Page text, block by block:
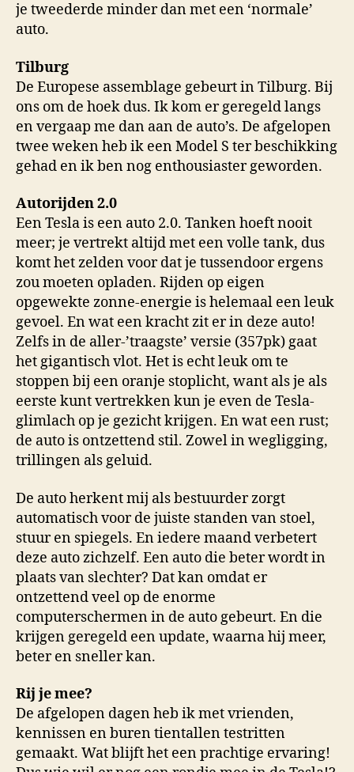
je tweederde minder dan met een ‘normale’
auto.
Tilburg
De Europese assemblage gebeurt in Tilburg. Bij
ons om de hoek dus. Ik kom er geregeld langs
en vergaap me dan aan de auto’s. De afgelopen
twee weken heb ik een Model S ter beschikking
gehad en ik ben nog enthousiaster geworden.
Autorijden 2.0
Een Tesla is een auto 2.0. Tanken hoeft nooit
meer; je vertrekt altijd met een volle tank, dus
komt het zelden voor dat je tussendoor ergens
zou moeten opladen. Rijden op eigen
opgewekte zonne-energie is helemaal een leuk
gevoel. En wat een kracht zit er in deze auto!
Zelfs in de aller-’traagste’ versie (357pk) gaat
het gigantisch vlot. Het is echt leuk om te
stoppen bij een oranje stoplicht, want als je als
eerste kunt vertrekken kun je even de Tesla-
glimlach op je gezicht krijgen. En wat een rust;
de auto is ontzettend stil. Zowel in wegligging,
trillingen als geluid.
De auto herkent mij als bestuurder zorgt
automatisch voor de juiste standen van stoel,
stuur en spiegels. En iedere maand verbetert
deze auto zichzelf. Een auto die beter wordt in
plaats van slechter? Dat kan omdat er
ontzettend veel op de enorme
computerschermen in de auto gebeurt. En die
krijgen geregeld een update, waarna hij meer,
beter en sneller kan.
Rij je mee?
De afgelopen dagen heb ik met vrienden,
kennissen en buren tientallen testritten
gemaakt. Wat blijft het een prachtige ervaring!